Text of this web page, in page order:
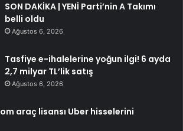
SON DAKİKA | YENİ Parti’nin A Takımı
belli oldu
Ağustos 6, 2026
Tasfiye e-ihalelerine yoğun ilgi! 6 ayda
2,7 milyar TL’lik satış
Ağustos 6, 2026
araç lisansı Uber hisselerini